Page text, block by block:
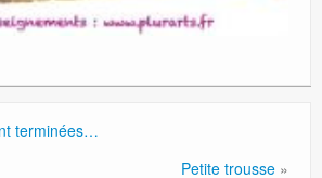
terminées…
Petite trousse »